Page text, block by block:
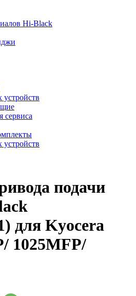
Hi-Black
устройств
сервиса
устройств
подачи
для Kyocera
1025MFP/